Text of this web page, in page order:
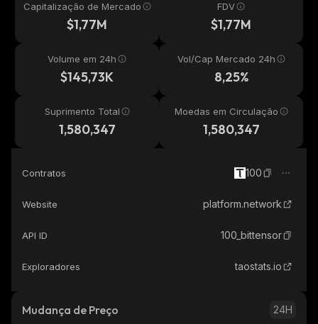
Capitalização de Mercado
$1,77M
FDV
$1,77M
Volume em 24h
$145,73K
Vol/Cap Mercado 24h
8,25%
Suprimento Total
1,580,347
Moedas em Circulação
1,580,347
Contratos 100
Website platform.network
API ID 100_bittensor
Exploradores taostats.io
Mudança de Preço 24H